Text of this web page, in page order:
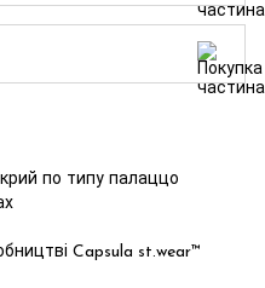
крий по типу палаццо
Capsula st.wear™